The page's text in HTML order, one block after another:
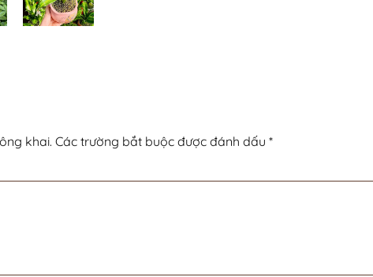
khai. Các trường bắt buộc được đánh dấu *